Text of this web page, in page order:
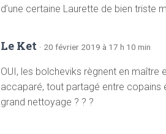
d’une certaine Laurette de bien triste
Le Ket · 20 février 2019 à 17 h 10 min
OUI, les bolcheviks règnent en maître
accaparé, tout partagé entre copains
grand nettoyage ? ? ?